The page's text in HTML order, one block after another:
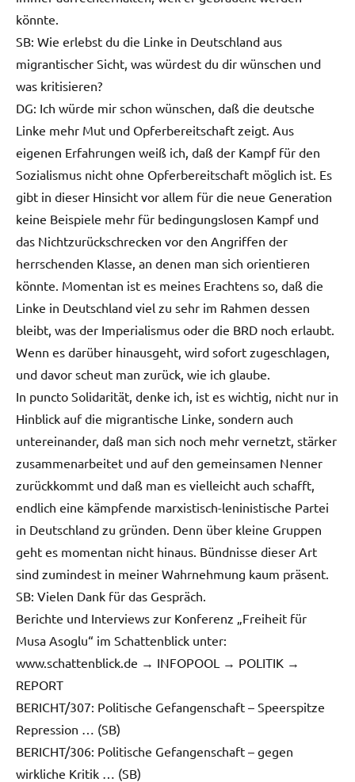
könnte.
SB: Wie erlebst du die Linke in Deutschland aus
migrantischer Sicht, was würdest du dir wünschen und
was kritisieren?
DG: Ich würde mir schon wünschen, daß die deutsche
Linke mehr Mut und Opferbereitschaft zeigt. Aus
eigenen Erfahrungen weiß ich, daß der Kampf für den
Sozialismus nicht ohne Opferbereitschaft möglich ist. Es
gibt in dieser Hinsicht vor allem für die neue Generation
keine Beispiele mehr für bedingungslosen Kampf und
das Nichtzurückschrecken vor den Angriffen der
herrschenden Klasse, an denen man sich orientieren
könnte. Momentan ist es meines Erachtens so, daß die
Linke in Deutschland viel zu sehr im Rahmen dessen
bleibt, was der Imperialismus oder die BRD noch erlaubt.
Wenn es darüber hinausgeht, wird sofort zugeschlagen,
und davor scheut man zurück, wie ich glaube.
In puncto Solidarität, denke ich, ist es wichtig, nicht nur in
Hinblick auf die migrantische Linke, sondern auch
untereinander, daß man sich noch mehr vernetzt, stärker
zusammenarbeitet und auf den gemeinsamen Nenner
zurückkommt und daß man es vielleicht auch schafft,
endlich eine kämpfende marxistisch-leninistische Partei
in Deutschland zu gründen. Denn über kleine Gruppen
geht es momentan nicht hinaus. Bündnisse dieser Art
sind zumindest in meiner Wahrnehmung kaum präsent.
SB: Vielen Dank für das Gespräch.
Berichte und Interviews zur Konferenz „Freiheit für
Musa Asoglu“ im Schattenblick unter:
www.schattenblick.de → INFOPOOL → POLITIK →
REPORT
BERICHT/307: Politische Gefangenschaft – Speerspitze
Repression … (SB)
BERICHT/306: Politische Gefangenschaft – gegen
wirkliche Kritik … (SB)